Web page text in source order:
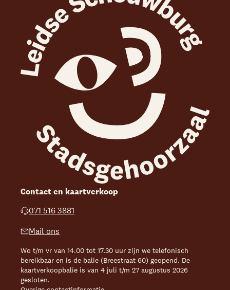
Contact en kaartverkoop
071 516 3881
Mail ons
Wo t/m vr van 14.00 tot 17.30 uur zijn we telefonisch
bereikbaar en is de balie (Breestraat 60) geopend. De
kaartverkoopbalie is van 4 juli t/m 27 augustus 2026
gesloten.